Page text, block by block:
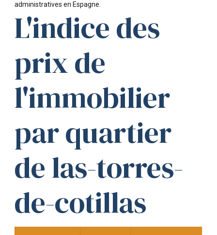
administratives en Espagne.
L'indice des
prix de
l'immobilier
par quartier
de las-torres-
de-cotillas